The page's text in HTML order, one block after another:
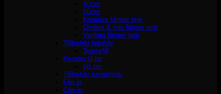
40cm
60cm
Kreativa färger tejp
Ombre & mix färger tejp
Vanliga färger tejp
Tillbehör tejphår
Tejprefill
Keratin U-tip
50 cm
Tillbehör keratinhår
Flip in
Clip-in